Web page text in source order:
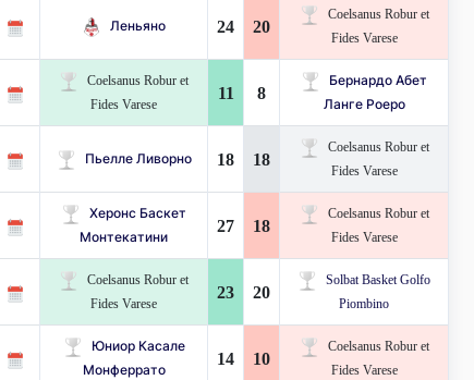
Леньяно 24 20
Coelsanus Robur et
Fides Varese
Coelsanus Robur et
Fides Varese
11 8
Бернардо Абет
Ланге Роеро
Пьелле Ливорно 18 18
Coelsanus Robur et
Fides Varese
Херонс Баскет
Монтекатини
27 18
Coelsanus Robur et
Fides Varese
Coelsanus Robur et
Fides Varese
23 20
Solbat Basket Golfo
Piombino
Юниор Касале
Монферрато
14 10
Coelsanus Robur et
Fides Varese